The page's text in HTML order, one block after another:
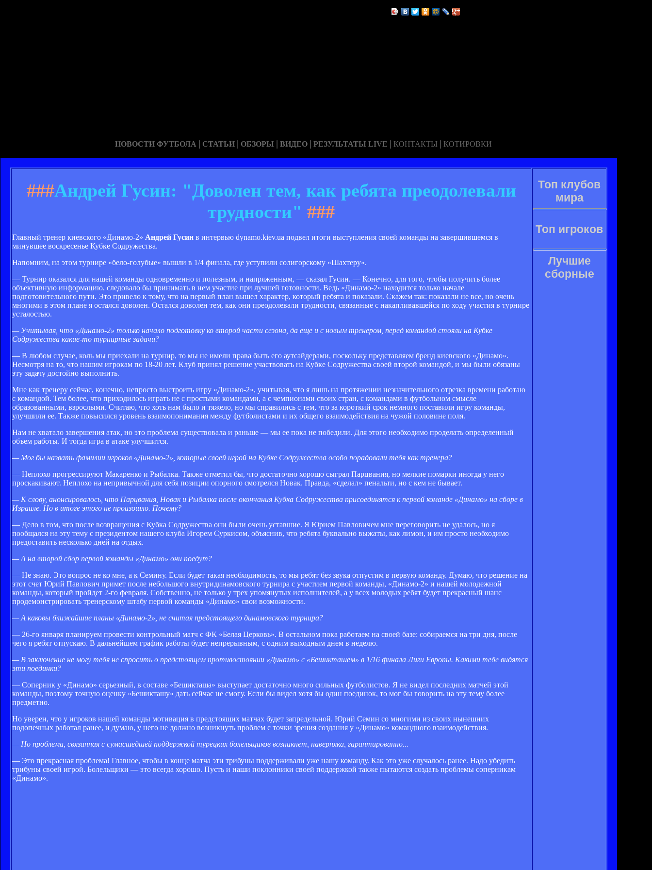
НОВОСТИ ФУТБОЛА | СТАТЬИ | ОБЗОРЫ | ВИДЕО | РЕЗУЛЬТАТЫ LIVE | КОНТАКТЫ | КОТИРОВКИ
###Андрей Гусин: "Доволен тем, как ребята преодолевали
трудности" ###
Главный тренер киевского «Динамо-2» Андрей Гусин в интервью dynamo.kiev.ua подвел итоги выступления своей команды на завершившемся в
минувшее воскресенье Кубке Содружества.
Напомним, на этом турнире «бело-голубые» вышли в 1/4 финала, где уступили солигорскому «Шахтеру».
— Турнир оказался для нашей команды одновременно и полезным, и напряженным, — сказал Гусин. — Конечно, для того, чтобы получить более
объективную информацию, следовало бы принимать в нем участие при лучшей готовности. Ведь «Динамо-2» находится только начале
подготовительного пути. Это привело к тому, что на первый план вышел характер, который ребята и показали. Скажем так: показали не все, но очень
многими в этом плане я остался доволен. Остался доволен тем, как они преодолевали трудности, связанные с накапливавшейся по ходу участия в турнире
усталостью.
— Учитывая, что «Динамо-2» только начало подготовку ко второй части сезона, да еще и с новым тренером, перед командой стояли на Кубке
Содружества какие-то турнирные задачи?
— В любом случае, коль мы приехали на турнир, то мы не имели права быть его аутсайдерами, поскольку представляем бренд киевского «Динамо».
Несмотря на то, что нашим игрокам по 18-20 лет. Клуб принял решение участвовать на Кубке Содружества своей второй командой, и мы были обязаны
эту задачу достойно выполнить.
Мне как тренеру сейчас, конечно, непросто выстроить игру «Динамо-2», учитывая, что я лишь на протяжении незначительного отрезка времени работаю
с командой. Тем более, что приходилось играть не с простыми командами, а с чемпионами своих стран, с командами в футбольном смысле
образованными, взрослыми. Считаю, что хоть нам было и тяжело, но мы справились с тем, что за короткий срок немного поставили игру команды,
улучшили ее. Также повысился уровень взаимопонимания между футболистами и их общего взаимодействия на чужой половине поля.
Нам не хватало завершения атак, но это проблема существовала и раньше — мы ее пока не победили. Для этого необходимо проделать определенный
объем работы. И тогда игра в атаке улучшится.
— Мог бы назвать фамилии игроков «Динамо-2», которые своей игрой на Кубке Содружества особо порадовали тебя как тренера?
— Неплохо прогрессируют Макаренко и Рыбалка. Также отметил бы, что достаточно хорошо сыграл Парцвания, но мелкие помарки иногда у него
проскакивают. Неплохо на непривычной для себя позиции опорного смотрелся Новак. Правда, «сделал» пенальти, но с кем не бывает.
— К слову, анонсировалось, что Парцвания, Новак и Рыбалка после окончания Кубка Содружества присоединятся к первой команде «Динамо» на сборе в
Израиле. Но в итоге этого не произошло. Почему?
— Дело в том, что после возвращения с Кубка Содружества они были очень уставшие. Я Юрием Павловичем мне переговорить не удалось, но я
пообщался на эту тему с президентом нашего клуба Игорем Суркисом, объяснив, что ребята буквально выжаты, как лимон, и им просто необходимо
предоставить несколько дней на отдых.
— А на второй сбор первой команды «Динамо» они поедут?
— Не знаю. Это вопрос не ко мне, а к Семину. Если будет такая необходимость, то мы ребят без звука отпустим в первую команду. Думаю, что решение на
этот счет Юрий Павлович примет после небольшого внутридинамовского турнира с участием первой команды, «Динамо-2» и нашей молодежной
команды, который пройдет 2-го февраля. Собственно, не только у трех упомянутых исполнителей, а у всех молодых ребят будет прекрасный шанс
продемонстрировать тренерскому штабу первой команды «Динамо» свои возможности.
— А каковы ближайшие планы «Динамо-2», не считая предстоящего динамовского турнира?
— 26-го января планируем провести контрольный матч с ФК «Белая Церковь». В остальном пока работаем на своей базе: собираемся на три дня, после
чего я ребят отпускаю. В дальнейшем график работы будет непрерывным, с одним выходным днем в неделю.
— В заключение не могу тебя не спросить о предстоящем противостоянии «Динамо» с «Бешикташем» в 1/16 финала Лиги Европы. Какими тебе видятся
эти поединки?
— Соперник у «Динамо» серьезный, в составе «Бешикташа» выступает достаточно много сильных футболистов. Я не видел последних матчей этой
команды, поэтому точную оценку «Бешикташу» дать сейчас не смогу. Если бы видел хотя бы один поединок, то мог бы говорить на эту тему более
предметно.
Но уверен, что у игроков нашей команды мотивация в предстоящих матчах будет запредельной. Юрий Семин со многими из своих нынешних
подопечных работал ранее, и думаю, у него не должно возникнуть проблем с точки зрения создания у «Динамо» командного взаимодействия.
— Но проблема, связанная с сумасшедшей поддержкой турецких болельщиков возникнет, наверняка, гарантированно...
— Это прекрасная проблема! Главное, чтобы в конце матча эти трибуны поддерживали уже нашу команду. Как это уже случалось ранее. Надо убедить
трибуны своей игрой. Болельщики — это всегда хорошо. Пусть и наши поклонники своей поддержкой также пытаются создать проблемы соперникам
«Динамо».
Топ клубов
мира
Топ игроков
Лучшие
сборные